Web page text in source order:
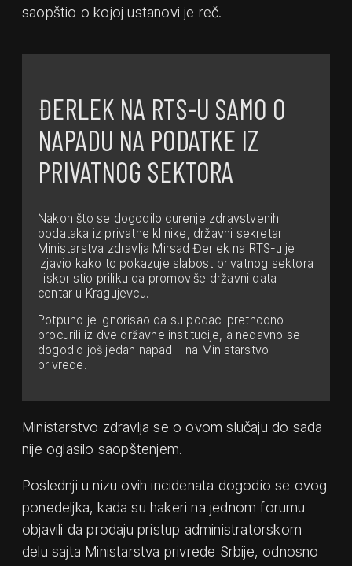
saopštio o kojoj ustanovi je reč.
ĐERLEK NA RTS-U SAMO O
NAPADU NA PODATKE IZ
PRIVATNOG SEKTORA
Nakon što se dogodilo curenje zdravstvenih
podataka iz privatne klinike, državni sekretar
Ministarstva zdravlja Mirsad Đerlek na RTS-u je
izjavio kako to pokazuje slabost privatnog sektora
i iskoristio priliku da promoviše državni data
centar u Kragujevcu.
Potpuno je ignorisao da su podaci prethodno
procurili iz dve državne institucije, a nedavno se
dogodio još jedan napad – na Ministarstvo
privrede.
Ministarstvo zdravlja se o ovom slučaju do sada
nije oglasilo saopštenjem.
Poslednji u nizu ovih incidenata dogodio se ovog
ponedeljka, kada su hakeri na jednom forumu
objavili da prodaju pristup administratorskom
delu sajta Ministarstva privrede Srbije, odnosno